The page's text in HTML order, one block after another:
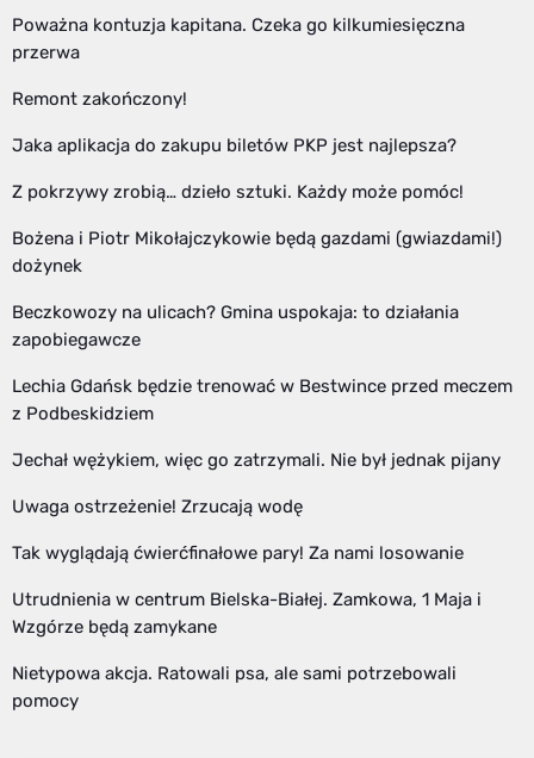
Poważna kontuzja kapitana. Czeka go kilkumiesięczna
przerwa
Remont zakończony!
Jaka aplikacja do zakupu biletów PKP jest najlepsza?
Z pokrzywy zrobią… dzieło sztuki. Każdy może pomóc!
Bożena i Piotr Mikołajczykowie będą gazdami (gwiazdami!)
dożynek
Beczkowozy na ulicach? Gmina uspokaja: to działania
zapobiegawcze
Lechia Gdańsk będzie trenować w Bestwince przed meczem
z Podbeskidziem
Jechał wężykiem, więc go zatrzymali. Nie był jednak pijany
Uwaga ostrzeżenie! Zrzucają wodę
Tak wyglądają ćwierćfinałowe pary! Za nami losowanie
Utrudnienia w centrum Bielska-Białej. Zamkowa, 1 Maja i
Wzgórze będą zamykane
Nietypowa akcja. Ratowali psa, ale sami potrzebowali
pomocy